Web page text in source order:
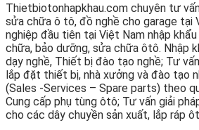
Thietbiotonhapkhau.com chuyên tư
sửa chữa ô tô, đồ nghề cho garage tại
nghiệp đầu tiên tại Việt Nam nhập
chữa, bảo dưỡng, sửa chữa ôtô. Nhập
dạy nghề, Thiết bị đào tạo nghề; Tư
lắp đặt thiết bị, nhà xưởng và đào tạo
(Sales -Services – Spare parts) theo
Cung cấp phụ tùng ôtô; Tư vấn giải
cho các dây chuyền sản xuất, lắp ráp